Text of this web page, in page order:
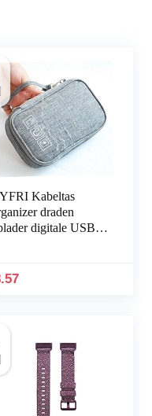
Kabeltas
draden
digitale USB